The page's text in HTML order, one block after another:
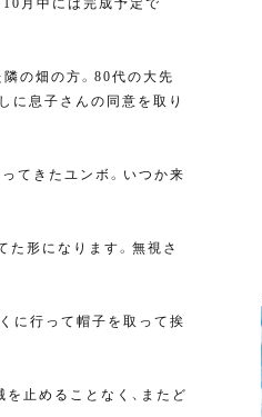
10月中には完成予定で
の畑の方。80代の大先
に息子さんの同意を取り
てきたユンボ。いつか来
た形になります。無視さ
に行って帽子を取って挨
止めることなく、またど